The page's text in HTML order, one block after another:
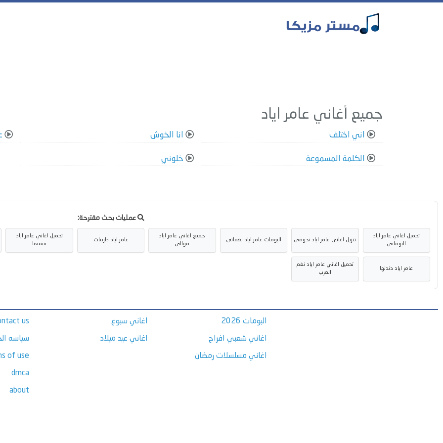
جميع أغاني عامر اياد
اني اختلف انا الخوش
الكلمة المسموعة خلوني
عمليات بحث مقترحة:
تحميل اغاني عامر اياد
البوماتي
تنزيل اغاني عامر اياد نجومي البومات عامر اياد نغماتي
جميع اغاني عامر اياد
موالي
عامر اياد طربيات
تحميل اغاني عامر اياد
سمعنا
عامر اياد دندنها
تحميل اغاني عامر اياد نغم
العرب
البومات 2026
اغاني شعبي افراح
اغاني مسلسلات رمضان
اغاني سبوع
اغاني عيد ميلاد
us
سياسه
of use
dmca
about